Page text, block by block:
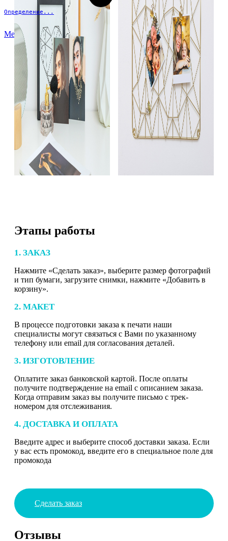
Определение...
Меню
Этапы работы
1. ЗАКАЗ
Нажмите «Сделать заказ», выберите размер фотографий
и тип бумаги, загрузите снимки, нажмите «Добавить в
корзину».
2. МАКЕТ
В процессе подготовки заказа к печати наши
специалисты могут связаться с Вами по указанному
телефону или email для согласования деталей.
3. ИЗГОТОВЛЕНИЕ
Оплатите заказ банковской картой. После оплаты
получите подтверждение на email с описанием заказа.
Когда отправим заказ вы получите письмо с трек-
номером для отслеживания.
4. ДОСТАВКА И ОПЛАТА
Введите адрес и выберите способ доставки заказа. Если
у вас есть промокод, введите его в специальное поле для
промокода
Сделать заказ
Отзывы